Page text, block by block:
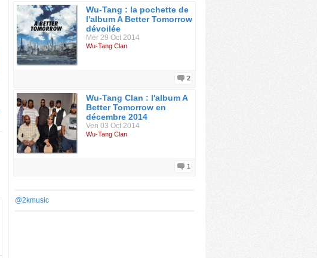
Wu-Tang : la pochette de
l'album A Better Tomorrow
dévoilée
Mer 29 Oct 2014
Wu-Tang Clan
2
Wu-Tang Clan : l'album A
Better Tomorrow en
décembre 2014
Ven 03 Oct 2014
Wu-Tang Clan
1
@2kmusic